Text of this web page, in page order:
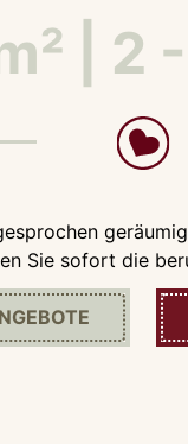
| 2
Sie sofort die